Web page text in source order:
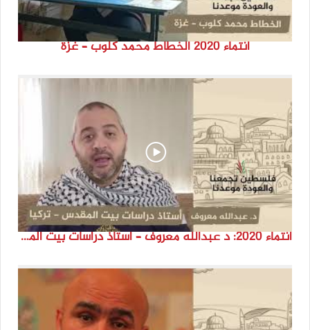
انتماء 2020 الخطاط محمد كلوب – غزة
انتماء 2020: د عبدالله معروف – أستاذ دراسات بيت المقدس – تركيا